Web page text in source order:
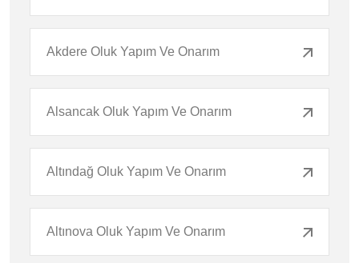
Akdere Oluk Yapım Ve Onarım
Alsancak Oluk Yapım Ve Onarım
Altındağ Oluk Yapım Ve Onarım
Altınova Oluk Yapım Ve Onarım